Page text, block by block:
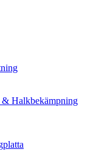
Halkbekämpning